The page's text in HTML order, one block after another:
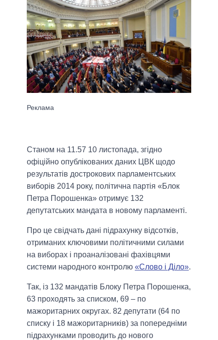
Станом на 11.57 10 листопада, згідно
офіційно опублікованих даних ЦВК щодо
результатів дострокових парламентських
виборів 2014 року, політична партія «Блок
Петра Порошенка» отримує 132
депутатських мандата в новому парламенті.
Про це свідчать дані підрахунку відсотків,
отриманих ключовими політичними силами
на виборах і проаналізовані фахівцями
системи народного контролю «Слово і Діло».
Так, із 132 мандатів Блоку Петра Порошенка,
63 проходять за списком, 69 – по
мажоритарних округах. 82 депутати (64 по
списку і 18 мажоритарників) за попередніми
підрахунками проводить до нового